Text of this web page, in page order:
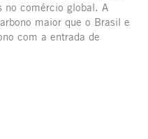
no comércio global. A
maior que o Brasil e
com a entrada de